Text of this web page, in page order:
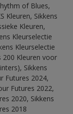
of Blues,
Kleuren, Sikkens
Kleuren,
Kleurselectie
Kleurselectie
200 Kleuren voor
Sikkens
Futures 2024,
Futures 2022,
2020, Sikkens
2018